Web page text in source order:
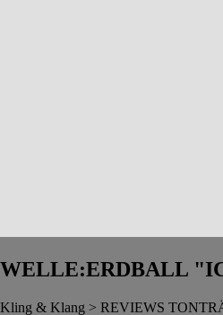
WELLE:ERDBALL
Kling & Klang > REVIEWS